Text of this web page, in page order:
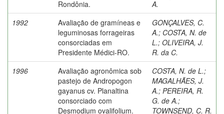
Rondônia.
A.
1992
Avaliação de gramíneas e
leguminosas forrageiras
consorciadas em
Presidente Médici-RO.
GONÇALVES, C.
A.; COSTA, N. de
L.; OLIVEIRA, J.
R. da C.
1996
Avaliação agronômica sob
pastejo de Andropogon
gayanus cv. Planaltina
consorciado com
Desmodium ovalifolium.
COSTA, N. de L.;
MAGALHÃES, J.
A.; PEREIRA, R.
G. de A.;
TOWNSEND, C. R.